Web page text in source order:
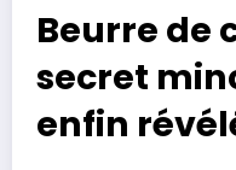
Beurre de
secret
enfin